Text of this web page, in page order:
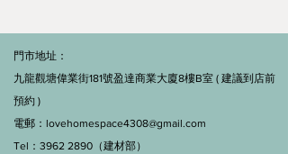
門市地址：
九龍觀塘偉業街181號盈達商業大廈8樓B室 ( 建議到店前
預約 )
電郵： lovehomespace4308@gmail.com
Tel：3962 2890（建材部）